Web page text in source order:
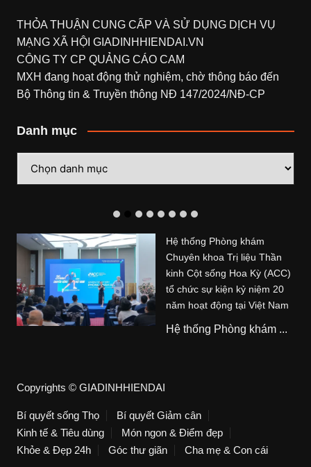
THỎA THUẬN CUNG CẤP VÀ SỬ DỤNG DỊCH VỤ
MẠNG XÃ HỘI GIADINHHIENDAI.VN
CÔNG TY CP QUẢNG CÁO CAM
MXH đang hoạt động thử nghiệm, chờ thông báo đến
Bộ Thông tin & Truyền thông NĐ 147/2024/NĐ-CP
Danh mục
mục
Hệ thống Phòng khám
Chuyên khoa Trị liệu Thần
kinh Cột sống Hoa Kỳ (ACC)
tổ chức sự kiện kỷ niệm 20
năm hoạt động tại Việt Nam
Hệ thống Phòng khám ...
Copyrights © GIADINHHIENDAI
Bí quyết sống Thọ
Bí quyết Giảm cân
Kinh tế & Tiêu dùng
Món ngon & Điểm đẹp
Khỏe & Đẹp 24h
Góc thư giãn Cha mẹ & Con cái